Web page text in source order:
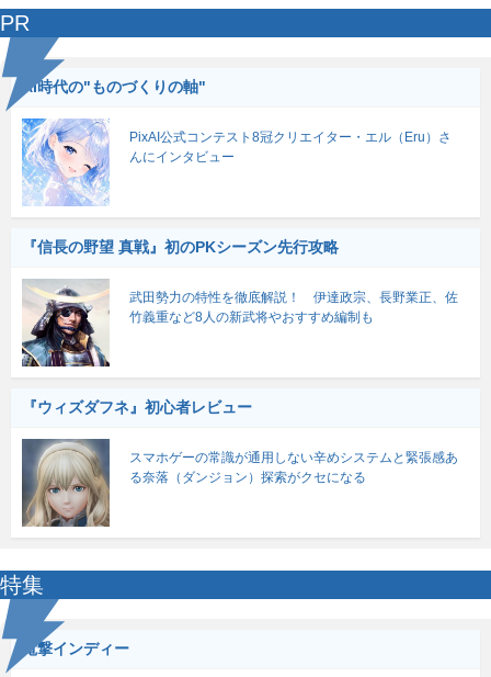
PR
AI時代の"ものづくりの軸"
PixAI公式コンテスト8冠クリエイター・エル（Eru）さ
んにインタビュー
『信長の野望 真戦』初のPKシーズン先行攻略
武田勢力の特性を徹底解説！ 伊達政宗、長野業正、佐
竹義重など8人の新武将やおすすめ編制も
『ウィズダフネ』初心者レビュー
スマホゲーの常識が通用しない辛めシステムと緊張感あ
る奈落（ダンジョン）探索がクセになる
特集
電撃インディー